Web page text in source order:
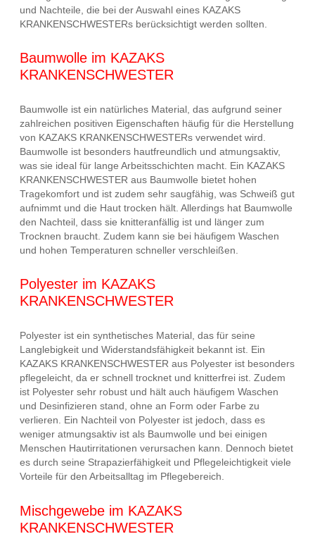
und Nachteile, die bei der Auswahl eines KAZAKS
KRANKENSCHWESTERs berücksichtigt werden sollten.
Baumwolle im KAZAKS
KRANKENSCHWESTER
Baumwolle ist ein natürliches Material, das aufgrund seiner
zahlreichen positiven Eigenschaften häufig für die Herstellung
von KAZAKS KRANKENSCHWESTERs verwendet wird.
Baumwolle ist besonders hautfreundlich und atmungsaktiv,
was sie ideal für lange Arbeitsschichten macht. Ein KAZAKS
KRANKENSCHWESTER aus Baumwolle bietet hohen
Tragekomfort und ist zudem sehr saugfähig, was Schweiß gut
aufnimmt und die Haut trocken hält. Allerdings hat Baumwolle
den Nachteil, dass sie knitteranfällig ist und länger zum
Trocknen braucht. Zudem kann sie bei häufigem Waschen
und hohen Temperaturen schneller verschleißen.
Polyester im KAZAKS
KRANKENSCHWESTER
Polyester ist ein synthetisches Material, das für seine
Langlebigkeit und Widerstandsfähigkeit bekannt ist. Ein
KAZAKS KRANKENSCHWESTER aus Polyester ist besonders
pflegeleicht, da er schnell trocknet und knitterfrei ist. Zudem
ist Polyester sehr robust und hält auch häufigem Waschen
und Desinfizieren stand, ohne an Form oder Farbe zu
verlieren. Ein Nachteil von Polyester ist jedoch, dass es
weniger atmungsaktiv ist als Baumwolle und bei einigen
Menschen Hautirritationen verursachen kann. Dennoch bietet
es durch seine Strapazierfähigkeit und Pflegeleichtigkeit viele
Vorteile für den Arbeitsalltag im Pflegebereich.
Mischgewebe im KAZAKS
KRANKENSCHWESTER